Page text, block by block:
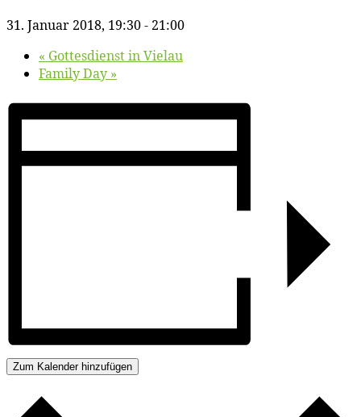
31. Januar 2018, 19:30- 21:00
« Got­tes­dienst in Vielau
Fa­mi­ly Day »
Zum Kalender hinzufügen